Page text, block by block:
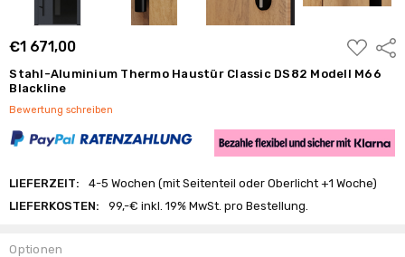
€1 671,00
ZUR
Stahl-Aluminium Thermo Haustür Classic DS82 Modell M66
Blackline
Bewertung schreiben
LIEFERZEIT:
4-5 Wochen (mit Seitenteil oder Oberlicht +1 Woche)
LIEFERKOSTEN:
99,-€ inkl. 19% MwSt. pro Bestellung.
Optionen